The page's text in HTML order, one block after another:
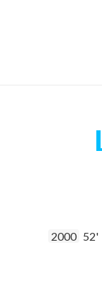
2000 52'